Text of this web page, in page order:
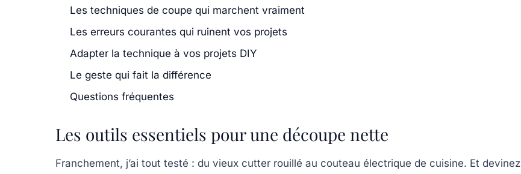
Les techniques de coupe qui marchent vraiment
Les erreurs courantes qui ruinent vos projets
Adapter la technique à vos projets DIY
Le geste qui fait la différence
Questions fréquentes
Les outils essentiels pour une découpe nette
Franchement, j’ai tout testé : du vieux cutter rouillé au couteau électrique de cuisine. Et devinez